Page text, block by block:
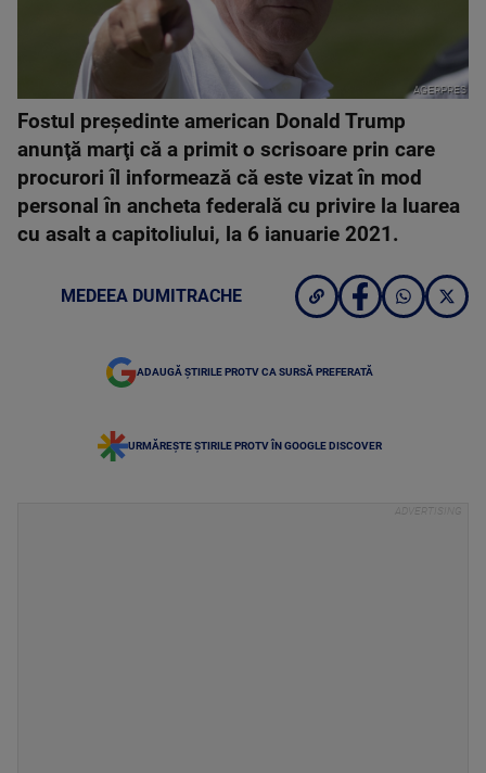
AGERPRES
Fostul preşedinte american Donald Trump
anunţă marţi că a primit o scrisoare prin care
procurori îl informează că este vizat în mod
personal în ancheta federală cu privire la luarea
cu asalt a capitoliului, la 6 ianuarie 2021.
MEDEEA DUMITRACHE
ADAUGĂ ȘTIRILE PROTV CA SURSĂ PREFERATĂ
URMĂREȘTE ȘTIRILE PROTV ÎN GOOGLE DISCOVER